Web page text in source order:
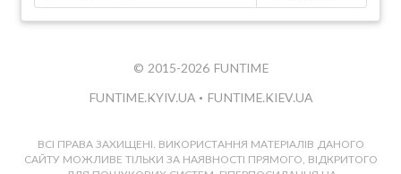
© 2015-2026 FUNTIME
FUNTIME.KYIV.UA • FUNTIME.KIEV.UA
ВСІ ПРАВА ЗАХИЩЕНІ. ВИКОРИСТАННЯ МАТЕРІАЛІВ ДАНОГО
САЙТУ МОЖЛИВЕ ТІЛЬКИ ЗА НАЯВНОСТІ ПРЯМОГО, ВІДКРИТОГО